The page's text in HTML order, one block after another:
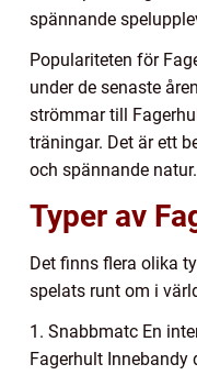
spännande
Populariteten för
under de senaste
strömmar till
träningar. Det är ett
och spännande natur.
Typer av
Det finns flera olika
spelats runt om i
1. Snabbmatc En
Fagerhult Innebandy